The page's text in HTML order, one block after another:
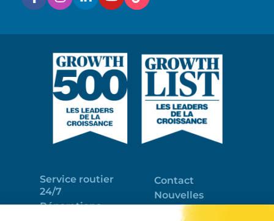
Service routier
24/7
Réparations
Contact
Nouvelles
Portail clients